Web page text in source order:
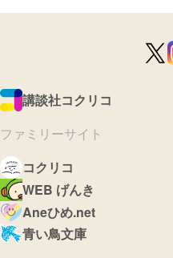
講談社コクリコ
ファミリーサイト
コクリコ
WEB げんき
Aneひめ.net
青い鳥文庫